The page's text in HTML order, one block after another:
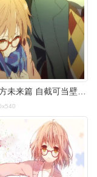
境界的彼方未来篇 自截可当壁纸 嗷嗷嗷哭的稀里哗啦的还没有kissqwq